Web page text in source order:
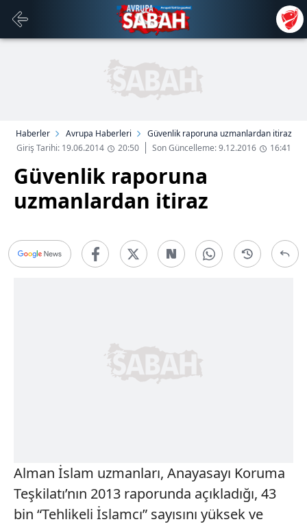
Haberler Avrupa Haberleri
Güvenlik raporuna uzmanlardan itiraz
Giriş Tarihi: 19.06.2014
20:50 Son Güncelleme: 9.12.2016 16:41
Güvenlik raporuna
uzmanlardan itiraz
Alman İslam uzmanları, Anayasayı Koruma
Teşkilatı’nın 2013 raporunda açıkladığı, 43
bin “Tehlikeli İslamcı” sayısını yüksek ve